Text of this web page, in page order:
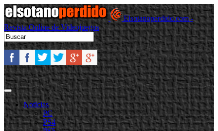
Elsotanoperdido.com -
Revista Online de Videojuegos
Noticias
PC
PS4